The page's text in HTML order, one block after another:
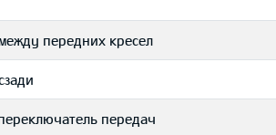
передних кресел
передач